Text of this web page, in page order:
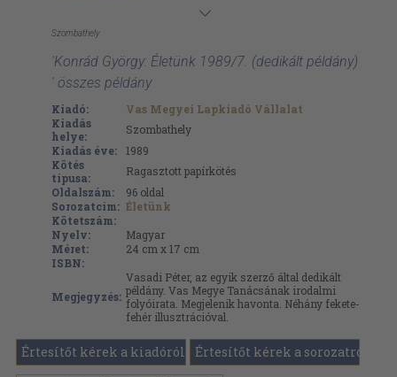
Szombathely
'Konrád György: Életünk 1989/7. (dedikált példány)
' összes példány
Kiadó:
Vas Megyei Lapkiadó Vállalat
Kiadás
helye:
Szombathely
Kiadás éve:
1989
Kötés
típusa:
Ragasztott papírkötés
Oldalszám:
96 oldal
Sorozatcím: Életünk
Kötetszám:
Nyelv:
Magyar
Méret:
24 cm x 17 cm
ISBN:
Megjegyzés:
Vasadi Péter, az egyik szerző által dedikált
példány. Vas Megye Tanácsának irodalmi
folyóirata. Megjelenik havonta. Néhány fekete-
fehér illusztrációval.
Értesítőt kérek a kiadóról Értesítőt kérek a sorozatról